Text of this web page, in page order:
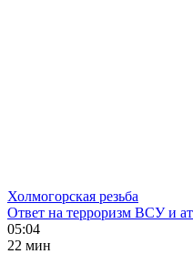
Холмогорская резьба
Ответ на терроризм ВСУ и
05:04
22 мин